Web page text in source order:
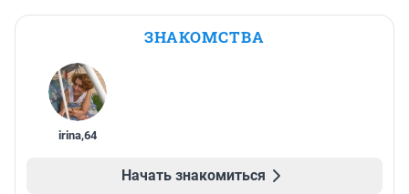
ЗНАКОМСТВА
irina,64
Начать знакомиться